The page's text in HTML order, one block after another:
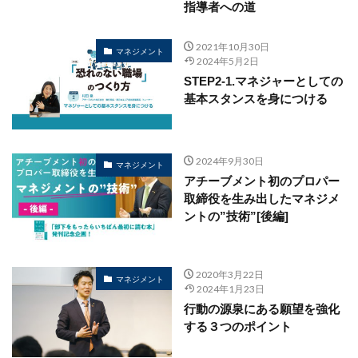
指導者への道
マネジメント
2021年10月30日
2024年5月2日
STEP2-1.マネジャーとしての
基本スタンスを身につける
マネジメント 2024年9月30日
アチーブメント初のプロパー
取締役を生み出したマネジメ
ントの”技術”[後編]
マネジメント
2020年3月22日
2024年1月23日
行動の源泉にある願望を強化
する３つのポイント